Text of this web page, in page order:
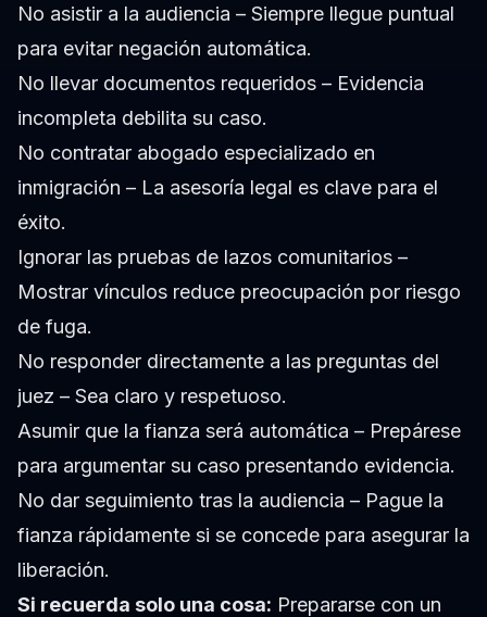
No asistir a la audiencia – Siempre llegue puntual
para evitar negación automática.
No llevar documentos requeridos – Evidencia
incompleta debilita su caso.
No contratar abogado especializado en
inmigración – La asesoría legal es clave para el
éxito.
Ignorar las pruebas de lazos comunitarios –
Mostrar vínculos reduce preocupación por riesgo
de fuga.
No responder directamente a las preguntas del
juez – Sea claro y respetuoso.
Asumir que la fianza será automática – Prepárese
para argumentar su caso presentando evidencia.
No dar seguimiento tras la audiencia – Pague la
fianza rápidamente si se concede para asegurar la
liberación.
Si recuerda solo una cosa: Prepararse con un